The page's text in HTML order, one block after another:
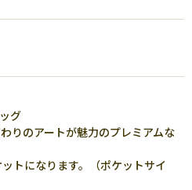
グ
りのアートが魅力のプレミアムな
トになります。（ポケットサイ